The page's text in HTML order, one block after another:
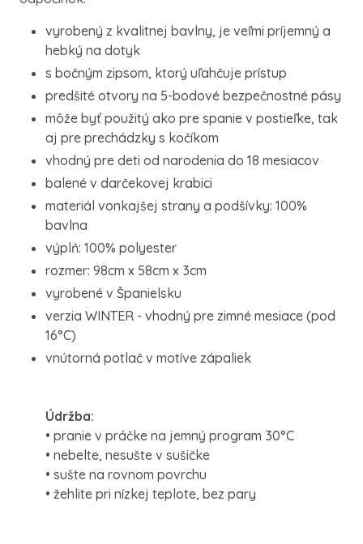
vyrobený z kvalitnej bavlny, je veľmi príjemný a
hebký na dotyk
s bočným zipsom, ktorý uľahčuje prístup
predšité otvory na 5-bodové bezpečnostné pásy
môže byť použitý ako pre spanie v postieľke, tak
aj pre prechádzky s kočíkom
vhodný pre deti od narodenia do 18 mesiacov
balené v darčekovej krabici
materiál vonkajšej strany a podšívky: 100%
bavlna
výplň: 100% polyester
rozmer: 98cm x 58cm x 3cm
vyrobené v Španielsku
verzia WINTER - vhodný pre zimné mesiace (pod
16°C)
vnútorná potlač v motíve zápaliek
Údržba:
• pranie v práčke na jemný program 30°C
• nebelte, nesušte v sušičke
• sušte na rovnom povrchu
• žehlite pri nízkej teplote, bez pary